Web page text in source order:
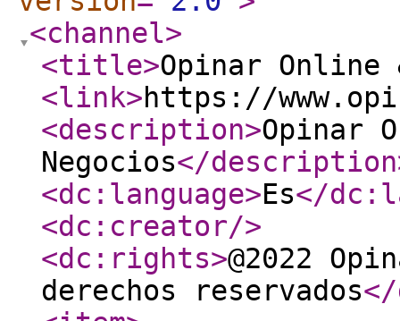
<channel>
<title>Opinar Online
<link>https://
<description>Opinar
Negocios</description
<dc:language>Es</
<dc:creator/>
<dc:rights>@2022
derechos reservados